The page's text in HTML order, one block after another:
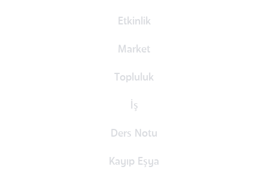
Etkinlik
Market
Topluluk
İş
Ders Notu
Kayıp Eşya